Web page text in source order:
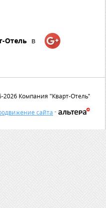
Отель в
2026 Компания "Кварт-Отель"
сайта -